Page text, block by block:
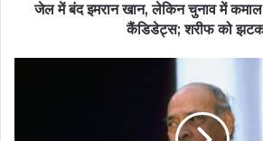
जेल में बंद इमरान खान, लेकिन चुनाव में
कैंडिडेट्स; शरीफ को